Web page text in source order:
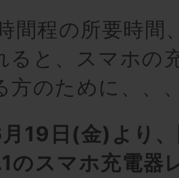
間程の所要時間
ると、スマホの
方のために、、
19日(金)より
のスマホ充電器